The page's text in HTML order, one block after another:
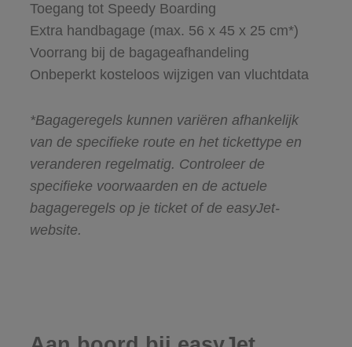
Toegang tot Speedy Boarding
Extra handbagage (max. 56 x 45 x 25 cm*)
Voorrang bij de bagageafhandeling
Onbeperkt kosteloos wijzigen van vluchtdata
*Bagageregels kunnen variëren afhankelijk
van de specifieke route en het tickettype en
veranderen regelmatig. Controleer de
specifieke voorwaarden en de actuele
bagageregels op je ticket of de easyJet-
website.